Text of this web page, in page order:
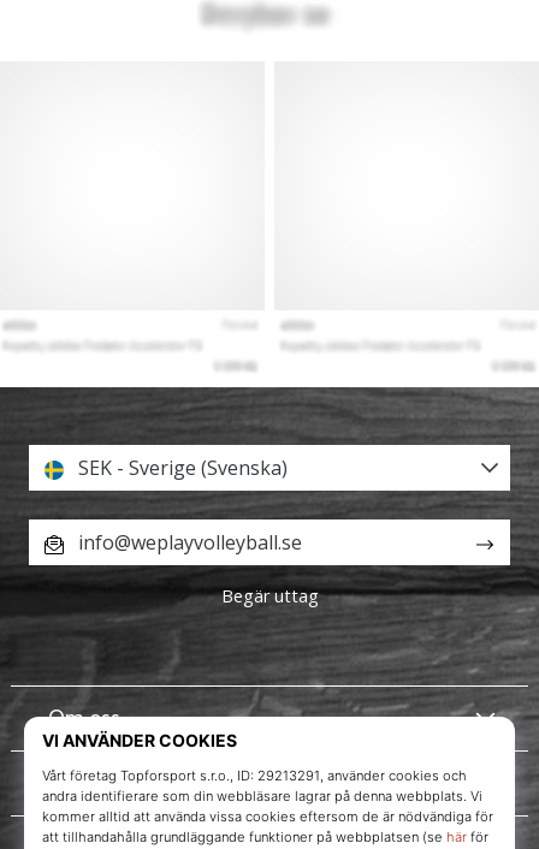
Om oss
Kundtjänst
SEK - Sverige (Svenska)
info@weplayvolleyball.se
Begär uttag